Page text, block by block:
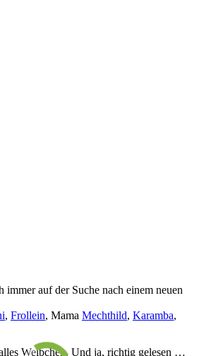
immer auf der Suche nach ein­em neu­en
, Frollein, Mama Mecht­hild, Ka­ram­ba,
Weib­chen. Und ja, rich­tig ge­le­sen …